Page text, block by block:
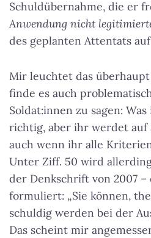
Schuldübernahme, die er
Anwendung nicht
des geplanten Attentats
Mir leuchtet das
finde es auch
Soldat:innen zu sagen:
richtig, aber ihr werdet auf
auch wenn ihr alle
Unter Ziff. 50 wird
der Denkschrift von 2007
formuliert: „Sie können,
schuldig werden bei der
Das scheint mir